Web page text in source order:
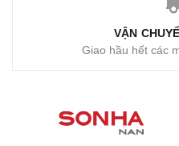
VẬN
Giao hầu hết các